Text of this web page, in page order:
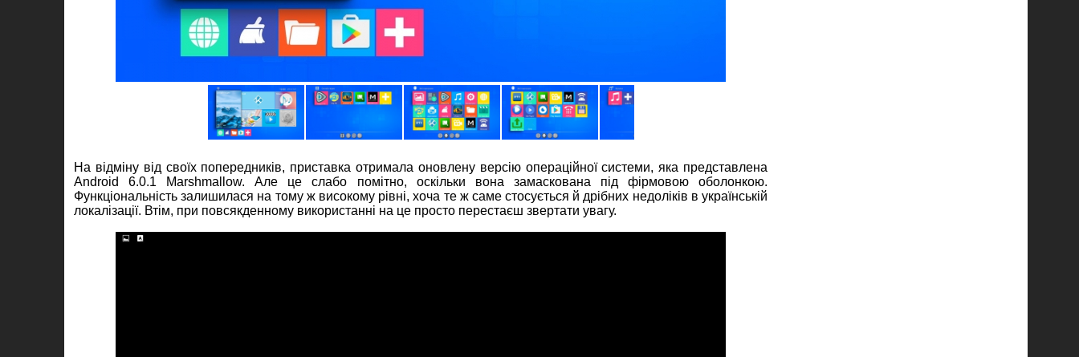
На відміну від своїх попередників, приставка отримала оновлену версію операційної системи, яка представлена
Android 6.0.1 Marshmallow. Але це слабо помітно, оскільки вона замаскована під фірмовою оболонкою.
Функціональність залишилася на тому ж високому рівні, хоча те ж саме стосується й дрібних недоліків в українській
локалізації. Втім, при повсякденному використанні на це просто перестаєш звертати увагу.